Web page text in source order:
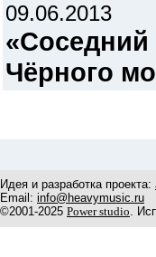
09.06.2013
«Соседний
Чёрного
Идея и разработка проекта:
Email: info@heavymusic.ru
©2001-2025 Power studio.